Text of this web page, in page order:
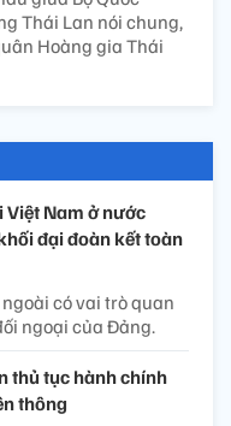
Thái Lan nói chung,
Hoàng gia Thái
Việt Nam ở nước
đại đoàn kết toàn
có vai trò quan
ngoại của Đảng.
thủ tục hành chính
thông